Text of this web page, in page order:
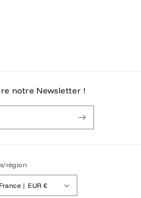
notre Newsletter !
région
France | EUR €